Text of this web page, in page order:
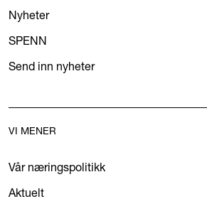
Nyheter
SPENN
Send inn nyheter
VI MENER
Vår næringspolitikk
Aktuelt